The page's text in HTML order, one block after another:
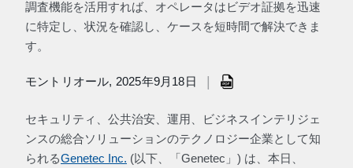
調査機能を活用すれば、オペレータはビデオ証拠を迅速
に特定し、状況を確認し、ケースを短時間で解決できま
す。
モントリオール, 2025年9月18日
セキュリティ、公共治安、運用、ビジネスインテリジェ
ンスの総合ソリューションのテクノロジー企業として知
られるGenetec Inc. (以下、「Genetec」) は、本日、